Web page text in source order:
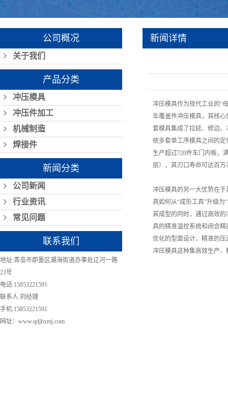
公司概况
关于我们
产品分类
冲压模具
冲压件加工
机械制造
焊接件
新闻分类
公司新闻
行业资讯
常见问题
联系我们
地址:青岛市即墨区潮海街道办事处辽河一路
23号
电话:15853221591
联系人:刘经理
手机:15853221591
网址：www.qdjhxmj.com
新闻详情
冲压模具作为现代工业的“
车覆盖件冲压模具，其核
套模具集成了拉延、修边
统多套单工序模具之间的
生产超过720件车门内板，
层），其刃口寿命可达百
冲压模具的另一大优势在
具如何从“成形工具”升级
其成型的同时，通过高效
具的精准温控系统和闭合
优化的型面设计、精准的
冲压模具这种集高效生产